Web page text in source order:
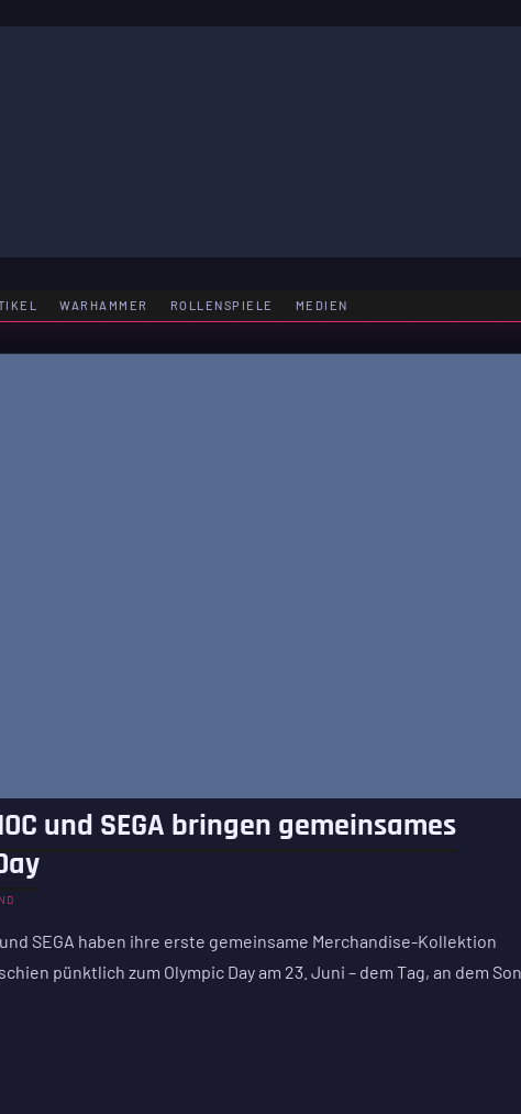
WARHAMMER ROLLENSPIELE MEDIEN
und SEGA bringen gemeinsames
SEGA haben ihre erste gemeinsame Merchandise-Kollektion
pünktlich zum Olympic Day am 23. Juni – dem Tag, an dem